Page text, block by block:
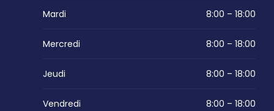
Mardi 8:00 – 18:00
Mercredi 8:00 – 18:00
Jeudi 8:00 – 18:00
Vendredi 8:00 – 18:00